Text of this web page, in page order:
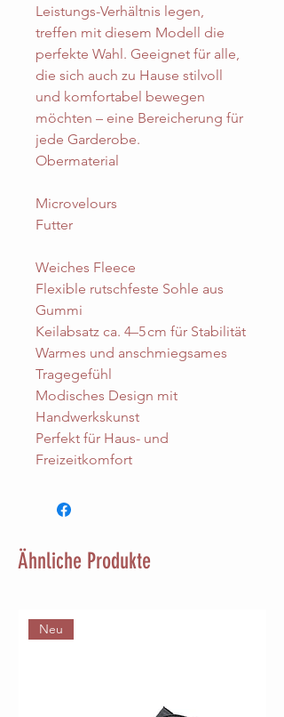
Leistungs-Verhältnis legen,
treffen mit diesem Modell die
perfekte Wahl. Geeignet für alle,
die sich auch zu Hause stilvoll
und komfortabel bewegen
möchten – eine Bereicherung für
jede Garderobe.
Obermaterial
Microvelours
Futter
Weiches Fleece
Flexible rutschfeste Sohle aus
Gummi
Keilabsatz ca. 4–5 cm für Stabilität
Warmes und anschmiegsames
Tragegefühl
Modisches Design mit
Handwerkskunst
Perfekt für Haus- und
Freizeitkomfort
Ähnliche Produkte
Neu